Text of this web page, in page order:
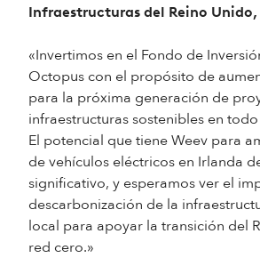
Infraestructuras del Reino
«Invertimos en el Fondo de
Octopus con el propósito de
para la próxima generación de
infraestructuras sostenibles en
El potencial que tiene Weev para
de vehículos eléctricos en Irlanda
significativo, y esperamos ver el
descarbonización de la
local para apoyar la transición del
red cero.»